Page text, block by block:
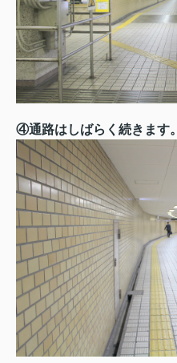
④通路はしばらく続きます。